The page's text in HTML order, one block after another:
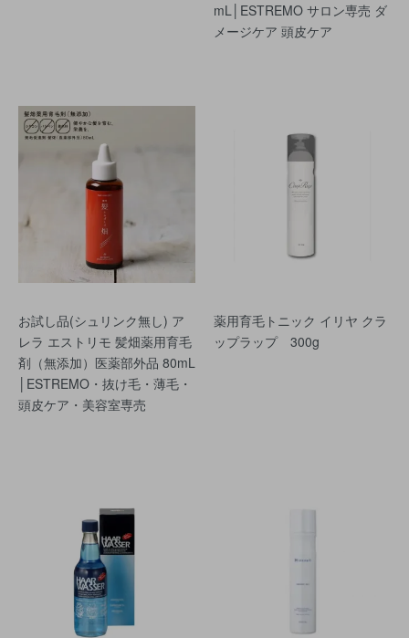
mL│ESTREMO サロン専売 ダ
メージケア 頭皮ケア
お試し品(シュリンク無し) ア
レラ エストリモ 髪畑薬用育毛
剤（無添加）医薬部外品 80mL
│ESTREMO・抜け毛・薄毛・
頭皮ケア・美容室専売
薬用育毛トニック イリヤ クラ
ップラップ 300g